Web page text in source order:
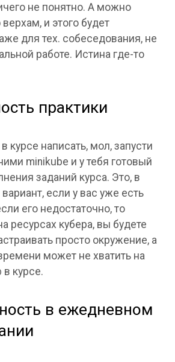
не понятно. А можно
и этого будет
для тех. собеседования, не
работе. Истина где-то
практики
курсе написать, мол, запусти
minikube и у тебя готовый
заданий курса. Это, в
если у вас уже есть
его недостаточно, то
ресурсах кубера, вы будете
просто окружение, а
может не хватить на
курсе.
в ежедневном